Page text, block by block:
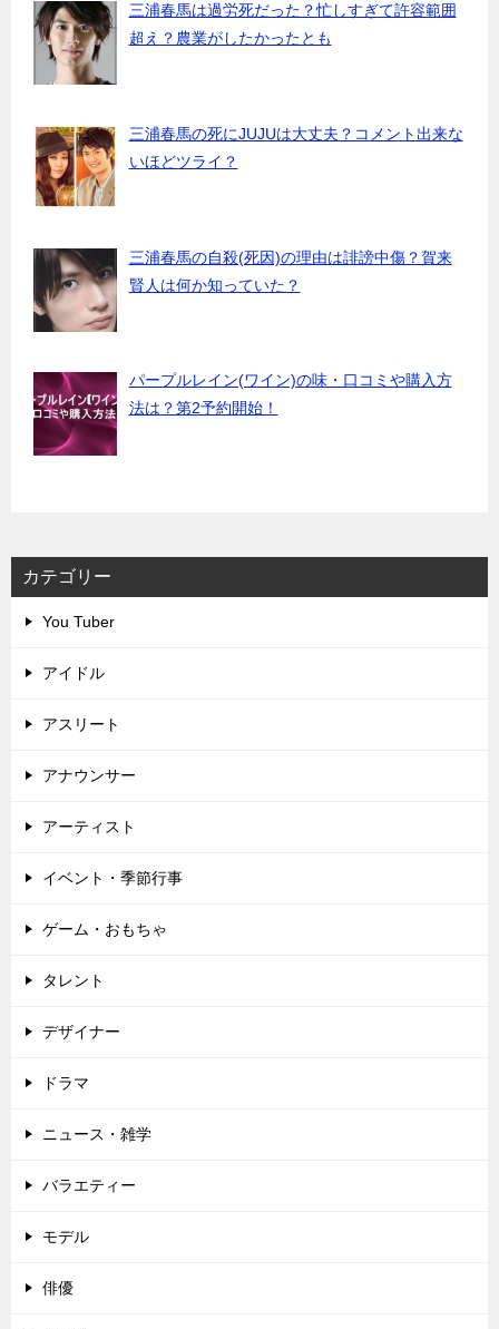
三浦春馬は過労死だった？忙しすぎて許容範囲
超え？農業がしたかったとも
三浦春馬の死にJUJUは大丈夫？コメント出来な
いほどツライ？
三浦春馬の自殺(死因)の理由は誹謗中傷？賀来
賢人は何か知っていた？
パープルレイン(ワイン)の味・口コミや購入方
法は？第2予約開始！
カテゴリー
You Tuber
アイドル
アスリート
アナウンサー
アーティスト
イベント・季節行事
ゲーム・おもちゃ
タレント
デザイナー
ドラマ
ニュース・雑学
バラエティー
モデル
俳優